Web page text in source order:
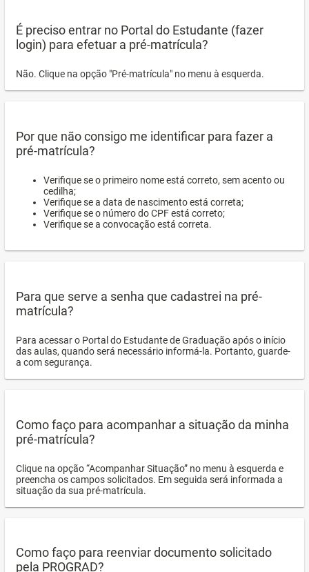
É preciso entrar no Portal do Estudante (fazer
login) para efetuar a pré-matrícula?
Não. Clique na opção "Pré-matrícula" no menu à esquerda.
Por que não consigo me identificar para fazer a
pré-matrícula?
Verifique se o primeiro nome está correto, sem acento ou
cedilha;
Verifique se a data de nascimento está correta;
Verifique se o número do CPF está correto;
Verifique se a convocação está correta.
Para que serve a senha que cadastrei na pré-
matrícula?
Para acessar o Portal do Estudante de Graduação após o início
das aulas, quando será necessário informá-la. Portanto, guarde-
a com segurança.
Como faço para acompanhar a situação da minha
pré-matrícula?
Clique na opção “Acompanhar Situação” no menu à esquerda e
preencha os campos solicitados. Em seguida será informada a
situação da sua pré-matrícula.
Como faço para reenviar documento solicitado
pela PROGRAD?